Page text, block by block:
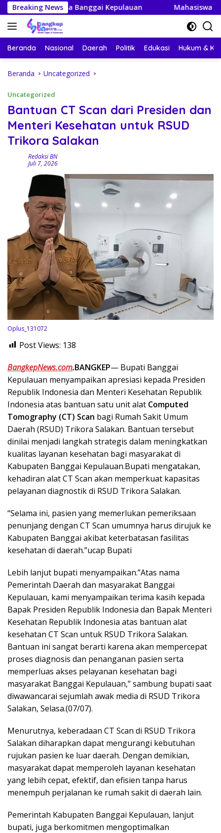
Langsung
ke
konten
Breaking News
Banggai Kepulauan Mahasiswa KKN-PPM UGM
Beranda Nasional Daerah Politik Edukasi Hukum &
Beranda Uncategorized
Uncategorized
Bantuan CT Scan dari Presiden dan
Menteri Kesehatan untuk RSUD
Trikora Salakan
Redaksi BN
Juli 7, 2026
Oplus_131072
Post Views: 138
BangkepNews.com.BANGKEP— Bupati Banggai
Kepulauan menyampaikan apresiasi kepada Presiden
Republik Indonesia dan Menteri Kesehatan Republik
Indonesia atas bantuan satu unit alat Computed
Tomography (CT) Scan bagi Rumah Sakit Umum
Daerah (RSUD) Trikora Salakan. Bantuan tersebut
dinilai menjadi langkah strategis dalam meningkatkan
kualitas layanan kesehatan bagi masyarakat di
Kabupaten Banggai Kepulauan.Bupati mengatakan,
kehadiran alat CT Scan akan memperkuat kapasitas
pelayanan diagnostik di RSUD Trikora Salakan.
“Selama ini, pasien yang memerlukan pemeriksaan
penunjang dengan CT Scan umumnya harus dirujuk ke
Kabupaten Banggai akibat keterbatasan fasilitas
kesehatan di daerah.”ucap Bupati
Lebih lanjut bupati menyampaikan.”Atas nama
Pemerintah Daerah dan masyarakat Banggai
Kepulauan, kami menyampaikan terima kasih kepada
Bapak Presiden Republik Indonesia dan Bapak Menteri
Kesehatan Republik Indonesia atas bantuan alat
kesehatan CT Scan untuk RSUD Trikora Salakan.
Bantuan ini sangat berarti karena akan mempercepat
proses diagnosis dan penanganan pasien serta
memperluas akses pelayanan kesehatan bagi
masyarakat Banggai Kepulauan,” sambung bupati saat
diwawancarai sejumlah awak media di RSUD Trikora
Salakan, Selasa.(07/07).
Menurutnya, keberadaan CT Scan di RSUD Trikora
Salakan diharapkan dapat mengurangi kebutuhan
rujukan pasien ke luar daerah. Dengan demikian,
masyarakat dapat memperoleh layanan kesehatan
yang lebih cepat, efektif, dan efisien tanpa harus
menempuh perjalanan ke rumah sakit di daerah lain.
Pemerintah Kabupaten Banggai Kepulauan, lanjut
bupati, juga berkomitmen mengoptimalkan